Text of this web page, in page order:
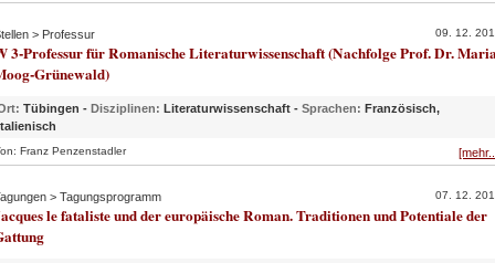
> Professur 09. 12.
3-Professur für Romanische Literaturwissenschaft (Nachfolge Prof. Dr.
Grünewald)
Tübingen - Disziplinen: Literaturwissenschaft - Sprachen: Französisch,
Franz Penzenstadler
> Tagungsprogramm 07. 12.
le fataliste und der europäische Roman. Traditionen und Potentiale der